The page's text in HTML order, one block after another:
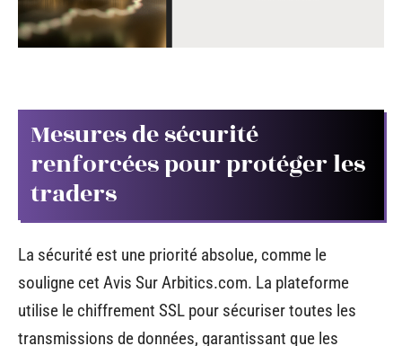
Mesures de sécurité
renforcées pour protéger les
traders
La sécurité est une priorité absolue, comme le
souligne cet Avis Sur Arbitics.com. La plateforme
utilise le chiffrement SSL pour sécuriser toutes les
transmissions de données, garantissant que les